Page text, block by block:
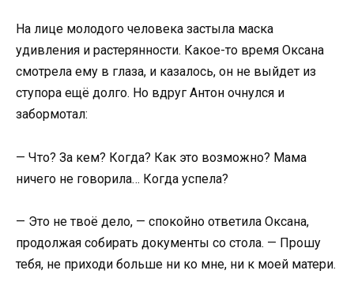
На лице молодого человека застыла маска
удивления и растерянности. Какое-то время Оксана
смотрела ему в глаза, и казалось, он не выйдет из
ступора ещё долго. Но вдруг Антон очнулся и
забормотал:
— Что? За кем? Когда? Как это возможно? Мама
ничего не говорила… Когда успела?
— Это не твоё дело, — спокойно ответила Оксана,
продолжая собирать документы со стола. — Прошу
тебя, не приходи больше ни ко мне, ни к моей матери.